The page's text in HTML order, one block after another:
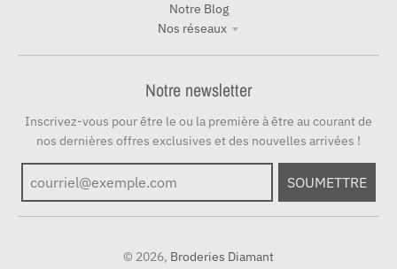
Notre Blog
Nos réseaux
Notre newsletter
Inscrivez-vous pour être le ou la première à être au courant de
nos dernières offres exclusives et des nouvelles arrivées !
SOUMETTRE
© 2026, Broderies Diamant